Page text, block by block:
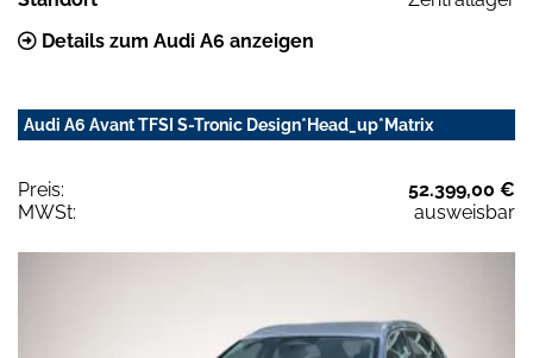
Details zum Audi A6 anzeigen
Audi A6 Avant TFSI S-Tronic Design*Head_up*Matrix
Preis:
52.399,00 €
MWSt:
ausweisbar